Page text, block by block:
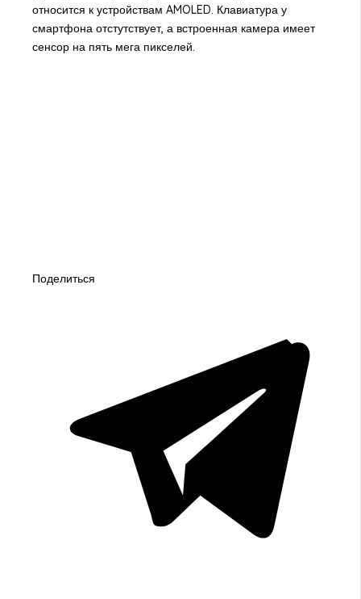
относится к устройствам AMOLED. Клавиатура у
смартфона отстутствует, а встроенная камера имеет
сенсор на пять мега пикселей.
Поделиться